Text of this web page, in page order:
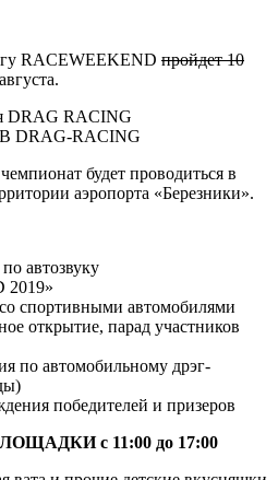
RACEWEEKEND пройдет 10
DRAG RACING
DRAG-RACING
будет проводиться в
аэропорта «Березники».
автозвуку
2019»
спортивными автомобилями
открытие, парад участников
по автомобильному дрэг-
победителей и призеров
с 11:00 до 17:00